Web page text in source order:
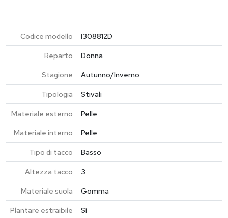
Codice modello
I308812D
Reparto
Donna
Stagione
Autunno/Inverno
Tipologia
Stivali
Materiale esterno
Pelle
Materiale interno
Pelle
Tipo di tacco
Basso
Altezza tacco
3
Materiale suola
Gomma
Plantare estraibile
Sì